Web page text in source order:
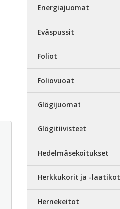
Energiajuomat
Eväspussit
Foliot
Foliovuoat
Glögijuomat
Glögitiivisteet
Hedelmäsekoitukset
Herkkukorit ja -laatikot
Hernekeitot